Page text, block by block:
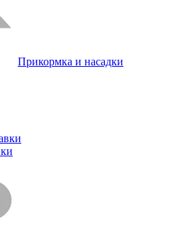
Прикормка и насадки